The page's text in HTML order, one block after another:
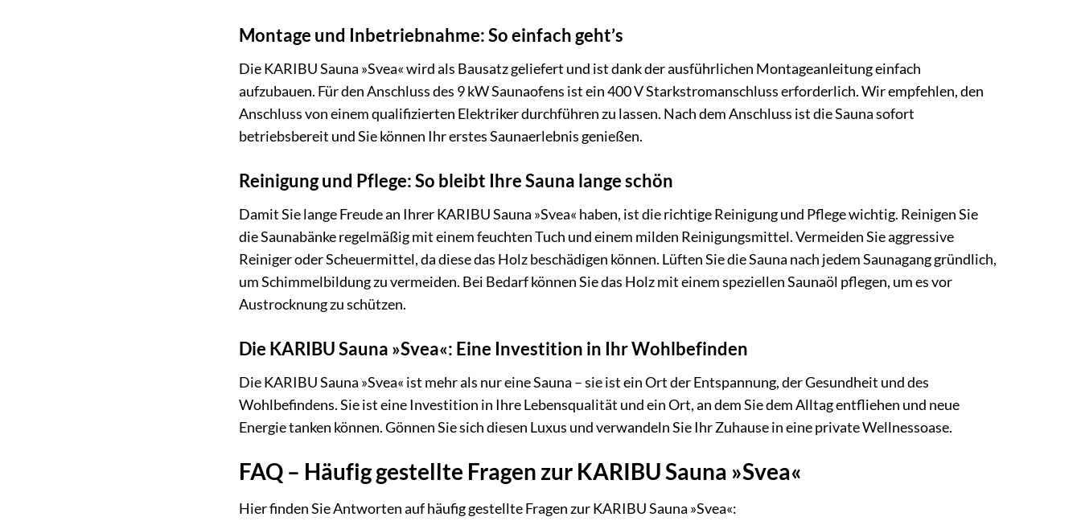
Montage und Inbetriebnahme: So einfach geht’s
Die KARIBU Sauna »Svea« wird als Bausatz geliefert und ist dank der ausführlichen Montageanleitung einfach
aufzubauen. Für den Anschluss des 9 kW Saunaofens ist ein 400 V Starkstromanschluss erforderlich. Wir empfehlen, den
Anschluss von einem qualifizierten Elektriker durchführen zu lassen. Nach dem Anschluss ist die Sauna sofort
betriebsbereit und Sie können Ihr erstes Saunaerlebnis genießen.
Reinigung und Pflege: So bleibt Ihre Sauna lange schön
Damit Sie lange Freude an Ihrer KARIBU Sauna »Svea« haben, ist die richtige Reinigung und Pflege wichtig. Reinigen Sie
die Saunabänke regelmäßig mit einem feuchten Tuch und einem milden Reinigungsmittel. Vermeiden Sie aggressive
Reiniger oder Scheuermittel, da diese das Holz beschädigen können. Lüften Sie die Sauna nach jedem Saunagang gründlich,
um Schimmelbildung zu vermeiden. Bei Bedarf können Sie das Holz mit einem speziellen Saunaöl pflegen, um es vor
Austrocknung zu schützen.
Die KARIBU Sauna »Svea«: Eine Investition in Ihr Wohlbefinden
Die KARIBU Sauna »Svea« ist mehr als nur eine Sauna – sie ist ein Ort der Entspannung, der Gesundheit und des
Wohlbefindens. Sie ist eine Investition in Ihre Lebensqualität und ein Ort, an dem Sie dem Alltag entfliehen und neue
Energie tanken können. Gönnen Sie sich diesen Luxus und verwandeln Sie Ihr Zuhause in eine private Wellnessoase.
FAQ – Häufig gestellte Fragen zur KARIBU Sauna »Svea«
Hier finden Sie Antworten auf häufig gestellte Fragen zur KARIBU Sauna »Svea«: